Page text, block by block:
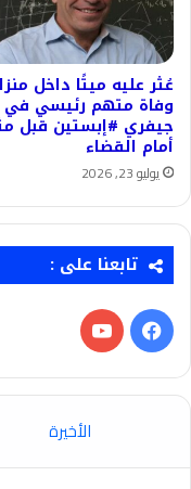
عُثر عليه ميتًا داخل
وفاة متهم رئيسي
جيفري #إبستين قبل
أمام القضاء
يوليو 23, 2026
تابعنا على :
فيسبوك‫YouTube
الأخيرة